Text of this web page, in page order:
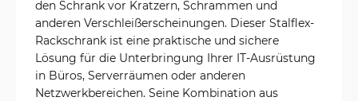
den Schrank vor Kratzern, Schrammen und
anderen Verschleißerscheinungen. Dieser Stalflex-
Rackschrank ist eine praktische und sichere
Lösung für die Unterbringung Ihrer IT-Ausrüstung
in Büros, Serverräumen oder anderen
Netzwerkbereichen. Seine Kombination aus